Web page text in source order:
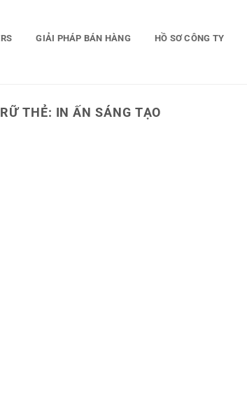
GIẢI PHÁP BÁN HÀNG HỒ SƠ CÔNG TY
THẺ: IN ẤN SÁNG TẠO